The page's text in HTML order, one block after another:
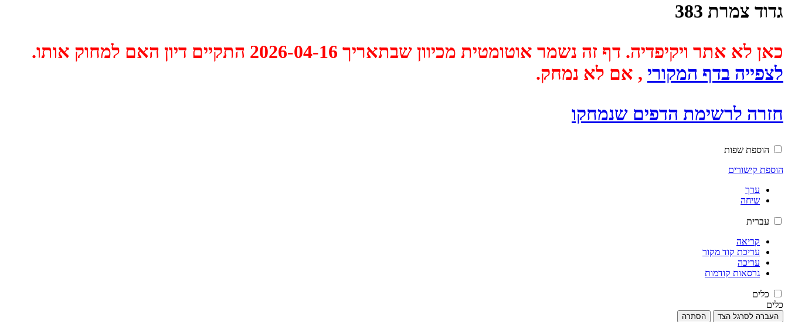
גדוד צמרת 383
כאן לא אתר ויקיפדיה. דף זה נשמר אוטומטית מכיוון שבתאריך 2026-04-16 התקיים דיון האם למחוק אותו.
לצפייה בדף המקורי , אם לא נמחק.
חזרה לרשימת הדפים שנמחקו
הוספת שפות
הוספת קישורים
ערך
שיחה
עברית
קריאה
עריכת קוד מקור
עריכה
גרסאות קודמות
כלים
כלים
העברה לסרגל הצד הסתרה